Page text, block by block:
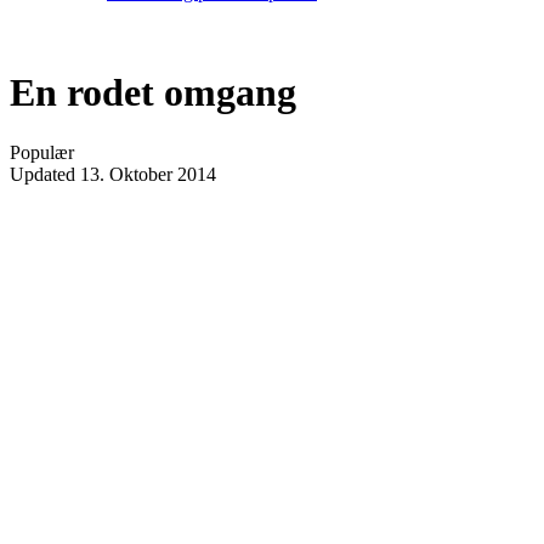
En rodet omgang
Populær
Updated 13. Oktober 2014